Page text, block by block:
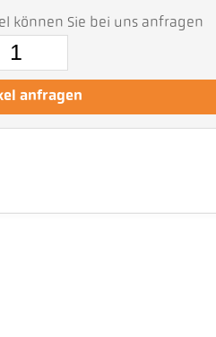
können Sie bei uns anfragen
anfragen